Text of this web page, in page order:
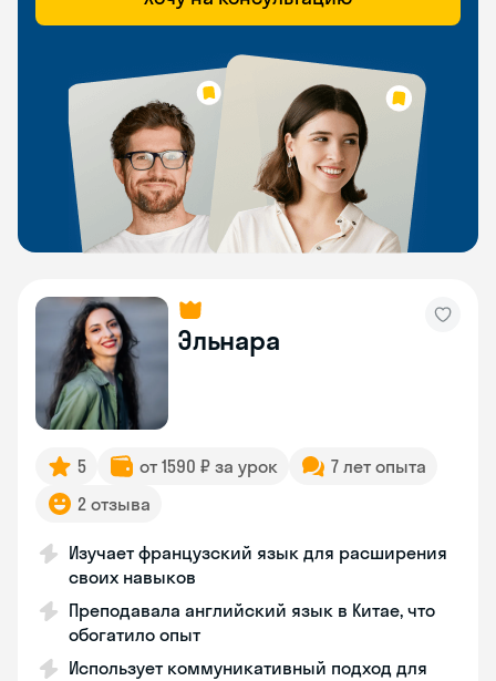
Эльнара
5 от 1590 ₽ за урок
7 лет опыта
2 отзыва
Изучает французский язык для расширения
своих навыков
Преподавала английский язык в Китае, что
обогатило опыт
Использует коммуникативный подход для